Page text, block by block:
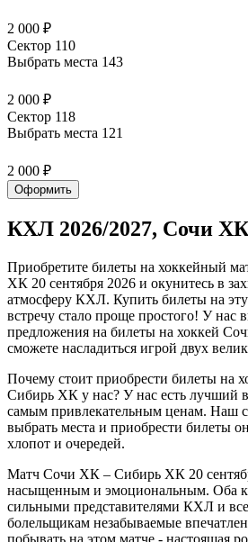
2 000 ₽
Сектор 110
Выбрать места 143
2 000 ₽
Сектор 118
Выбрать места 121
2 000 ₽
Оформить
КХЛ 2026/2027, Сочи
Приобретите билеты на хоккейный
ХК 20 сентября 2026 и окунитесь в
атмосферу КХЛ. Купить билеты на
встречу стало проще простого! У нас
предложения на билеты на хоккей
сможете насладиться игрой двух
Почему стоит приобрести билеты на
Сибирь ХК у нас? У нас есть лучший
самым привлекательным ценам. Наш
выбрать места и приобрести билеты
хлопот и очередей.
Матч Сочи ХК – Сибирь ХК 20
насыщенным и эмоциональным. Оба
сильными представителями КХЛ и
болельщикам незабываемые
побывать на этом матче - настоящая